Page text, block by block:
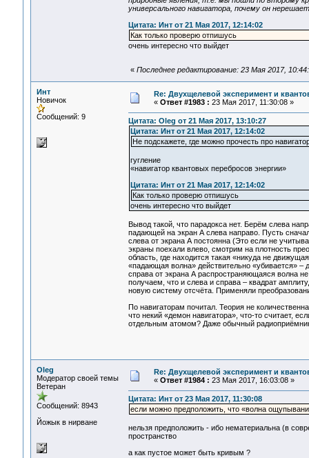
универсального навигатора, почему он
Цитата: Инт от 21 Мая 2017, 12:14:02
Как только проверю отпишусь
очень интересно что выйдет
« Последнее редактирование: 23 Мая 2017,
Инт
Новичок
Сообщений: 9
Re: Двухщелевой эксперимент и
« Ответ #1983 : 23 Мая 2017, 11:30:08 »
Цитата: Oleg от 21 Мая 2017, 13:10:27
Цитата: Инт от 21 Мая 2017, 12:14:02
Не подскажете, где можно прочесть про
гугление
«навигатор квантовых перебросов энергии»
Цитата: Инт от 21 Мая 2017, 12:14:02
Как только проверю отпишусь
очень интересно что выйдет
Вывод такой, что парадокса нет. Берём слева
падающей на экран А слева направо. Пусть
слева от экрана А постоянна (Это если не
экраны поехали влево, смотрим на плотность
область, где находится такая «никуда не
«падающая волна» действительно «убивается»
справа от экрана А распространяющаяся волна
получаем, что и слева и справа – квадрат
новую систему отсчёта. Применяли
По навигаторам почитал. Теория не
что некий «демон навигатора», что-то считает,
отдельным атомом? Даже обычный
Oleg
Модератор своей темы
Ветеран
Сообщений: 8943
Йожык в нирване
Re: Двухщелевой эксперимент и
« Ответ #1984 : 23 Мая 2017, 16:03:08 »
Цитата: Инт от 23 Мая 2017, 11:30:08
если можно предположить, что «волна
нельзя предположить - ибо нематериальна (в
пространство
а как пустое может быть кривым ?